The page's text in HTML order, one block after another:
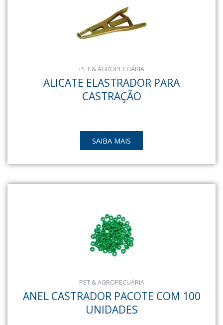
PET & AGROPECUÁRIA
ALICATE ELASTRADOR PARA
CASTRAÇÃO
SAIBA MAIS
PET & AGROPECUÁRIA
ANEL CASTRADOR PACOTE COM 100
UNIDADES